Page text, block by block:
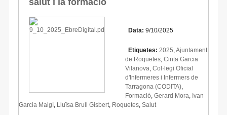
Data: 9/10/2025
Etiquetes: 2025 Ajuntament
de Roquetes Cinta Garcia
Vilanova Col·legi Oficial
d'Infermeres i Infermers de
Tarragona (CODITA)
Formació Gerard Mora Ivan
Garcia Maigí Lluïsa Brull Gisbert Roquetes Salut